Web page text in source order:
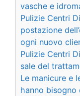
vasche e
Pulizie Centri
postazione
ogni nuovo
Pulizie Centri
sale del
Le manicure e
hanno